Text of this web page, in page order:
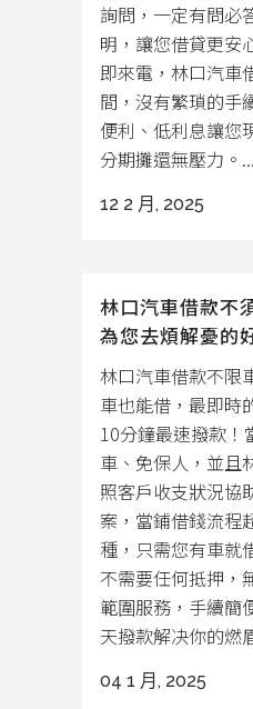
詢問，一定有問必
明，讓您借貸更安
即來電，林口汽車
間，沒有繁瑣的手
便利、低利息讓您
分期攤還無壓力。...
12 2 月, 2025
林口汽車借款不
為您去煩解憂的
林口汽車借款不限
車也能借，最即時
10分鐘最速撥款！
車、免保人，並且
照客戶收支狀況協
案，當鋪借錢流程
種，只需您有車就
不需要任何抵押，
範圍服務，手續簡
天撥款解决你的燃
04 1 月, 2025